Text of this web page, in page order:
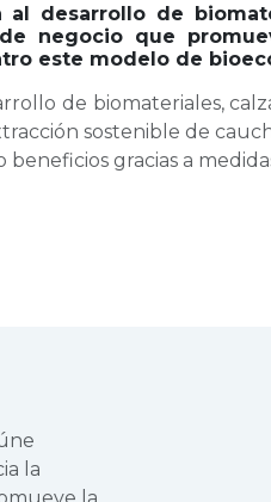
al desarrollo de
negocio que
este modelo de
de biomateriales,
sostenible de
gracias a
la